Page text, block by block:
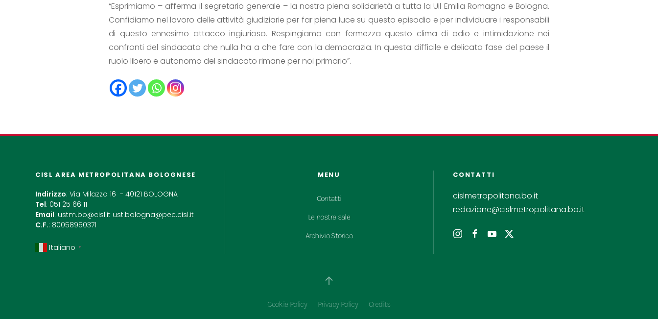
“Esprimiamo – afferma il segretario generale – la nostra piena solidarietà a tutta la Uil Emilia Romagna e Bologna.
Confidiamo nel lavoro delle attività giudiziarie per far piena luce su questo episodio e per individuare i responsabili
di questo ennesimo attacco ingiurioso. Respingiamo con fermezza questo clima di odio e intimidazione nei
confronti del sindacato che nulla ha a che fare con la democrazia. In questa difficile e delicata fase del paese il
ruolo libero e autonomo del sindacato rimane per noi primario”.
CISL AREA METROPOLITANA BOLOGNESE
Indirizzo: Via Milazzo 16 - 40121 BOLOGNA
Tel: 051 25 66 11
Email: ustm.bo@cisl.it ust.bologna@pec.cisl.it
C.F.: 80058950371
Italiano ▼
MENU
Contatti
Le nostre sale
Archivio Storico
CONTATTI
cislmetropolitana.bo.it
redazione@cislmetropolitana.bo.it
Cookie Policy Privacy Policy Credits